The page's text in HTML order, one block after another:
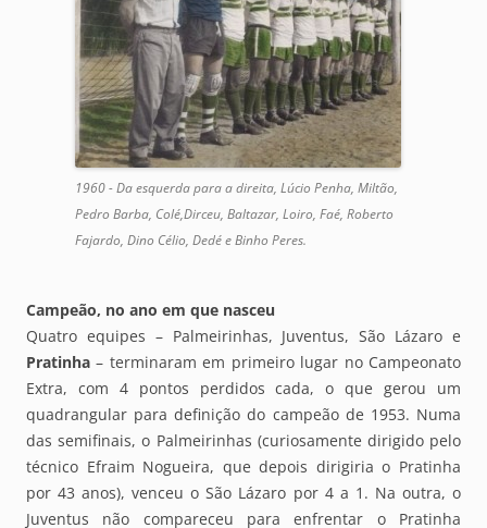
1960 - Da esquerda para a direita, Lúcio Penha, Miltão,
Pedro Barba, Colé,Dirceu, Baltazar, Loiro, Faé, Roberto
Fajardo, Dino Célio, Dedé e Binho Peres.
Campeão, no ano em que nasceu
Quatro equipes – Palmeirinhas, Juventus, São Lázaro e
Pratinha – terminaram em primeiro lugar no Campeonato
Extra, com 4 pontos perdidos cada, o que gerou um
quadrangular para definição do campeão de 1953. Numa
das semifinais, o Palmeirinhas (curiosamente dirigido pelo
técnico Efraim Nogueira, que depois dirigiria o Pratinha
por 43 anos), venceu o São Lázaro por 4 a 1. Na outra, o
Juventus não compareceu para enfrentar o Pratinha